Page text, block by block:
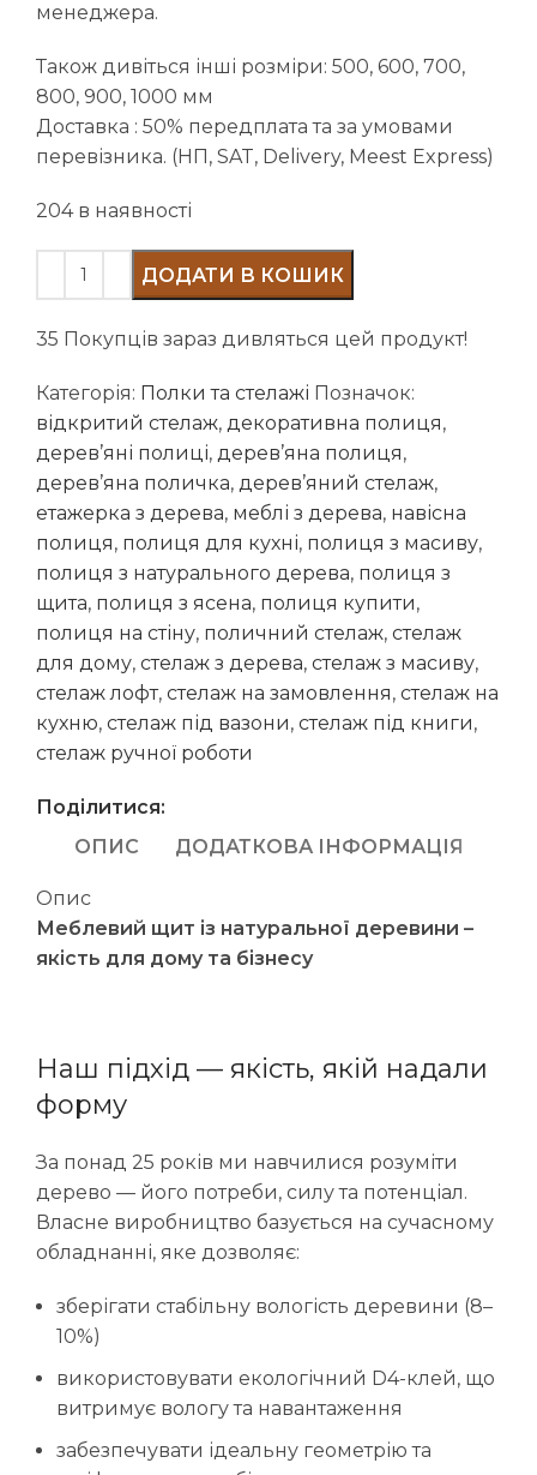
менеджера.
Також дивіться інші розміри: 500, 600, 700,
800, 900, 1000 мм
Доставка : 50% передплата та за умовами
перевізника. (НП, SAT, Delivery, Meest Express)
204 в наявності
ДОДАТИ В КОШИК
35 Покупців зараз дивляться цей продукт!
Категорія: Полки та стелажі Позначок:
відкритий стелаж, декоративна полиця,
дерев’яні полиці, дерев’яна полиця,
дерев’яна поличка, дерев’яний стелаж,
етажерка з дерева, меблі з дерева, навісна
полиця, полиця для кухні, полиця з масиву,
полиця з натурального дерева, полиця з
щита, полиця з ясена, полиця купити,
полиця на стіну, поличний стелаж, стелаж
для дому, стелаж з дерева, стелаж з масиву,
стелаж лофт, стелаж на замовлення, стелаж на
кухню, стелаж під вазони, стелаж під книги,
стелаж ручної роботи
Поділитися:
ОПИС
ДОДАТКОВА ІНФОРМАЦІЯ
Опис
Меблевий щит із натуральної деревини –
якість для дому та бізнесу
Наш підхід — якість, якій надали
форму
За понад 25 років ми навчилися розуміти
дерево — його потреби, силу та потенціал.
Власне виробництво базується на сучасному
обладнанні, яке дозволяє:
зберігати стабільну вологість деревини (8–
10%)
використовувати екологічний D4-клей, що
витримує вологу та навантаження
забезпечувати ідеальну геометрію та